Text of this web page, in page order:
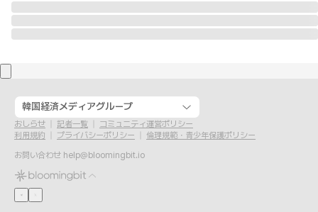
韓国経済メディアグループ
おしらせ 記者一覧
コミュニティ運営ポリシー
利用規約
プライバシーポリシー
倫理規範・青少年保護ポリシー
お問い合わせ help@bloomingbit.io